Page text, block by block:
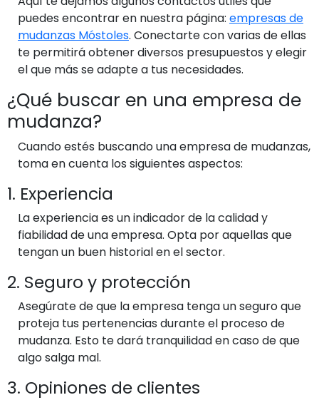
puedes encontrar en nuestra página: empresas de
mudanzas Móstoles. Conectarte con varias de ellas
te permitirá obtener diversos presupuestos y elegir
el que más se adapte a tus necesidades.
¿Qué buscar en una empresa de
mudanza?
Cuando estés buscando una empresa de mudanzas,
toma en cuenta los siguientes aspectos:
1. Experiencia
La experiencia es un indicador de la calidad y
fiabilidad de una empresa. Opta por aquellas que
tengan un buen historial en el sector.
2. Seguro y protección
Asegúrate de que la empresa tenga un seguro que
proteja tus pertenencias durante el proceso de
mudanza. Esto te dará tranquilidad en caso de que
algo salga mal.
3. Opiniones de clientes